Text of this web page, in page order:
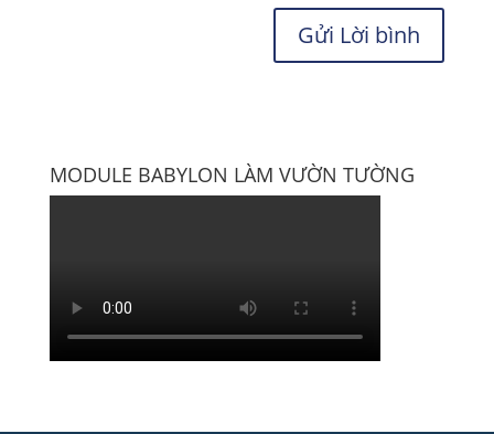
MODULE BABYLON LÀM VƯỜN TƯỜNG